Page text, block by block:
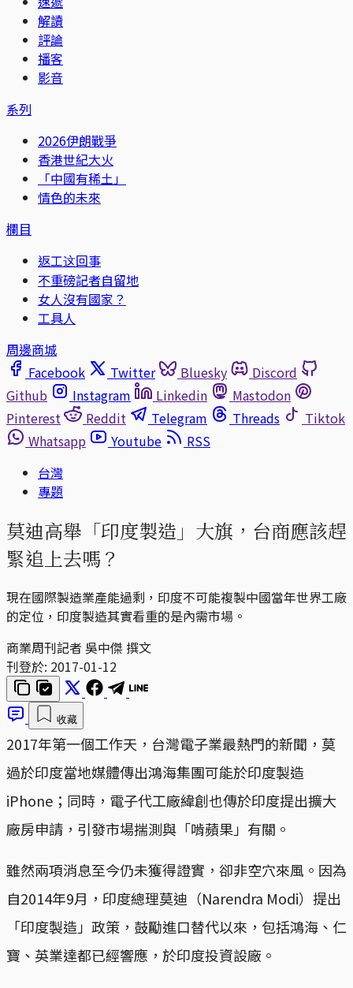
解讀
評論
播客
影音
系列
2026伊朗戰爭
香港世紀大火
「中國有稀土」
情色的未來
欄目
返工这回事
不重磅記者自留地
女人沒有國家？
工具人
周邊商城
Facebook
Twitter Bluesky
Discord
Github
Instagram Linkedin
Mastodon
Pinterest
Reddit Telegram Threads
Tiktok
Whatsapp
Youtube
RSS
台灣
專題
莫迪高舉「印度製造」大旗，台商應該趕
緊追上去嗎？
現在國際製造業產能過剩，印度不可能複製中國當年世界工廠
的定位，印度製造其實看重的是內需市場。
商業周刊記者 吳中傑 撰文
刊登於: 2017-01-12
收藏
2017年第一個工作天，台灣電子業最熱門的新聞，莫
過於印度當地媒體傳出鴻海集團可能於印度製造
iPhone；同時，電子代工廠緯創也傳於印度提出擴大
廠房申請，引發市場揣測與「啃蘋果」有關。
雖然兩項消息至今仍未獲得證實，卻非空穴來風。因為
自2014年9月，印度總理莫迪（Narendra Modi）提出
「印度製造」政策，鼓勵進口替代以來，包括鴻海、仁
寶、英業達都已經響應，於印度投資設廠。